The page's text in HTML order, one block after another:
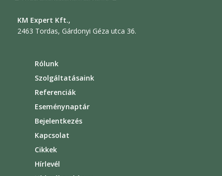
KM Expert Kft.,
2463 Tordas, Gárdonyi Géza utca 36.
Rólunk
Szolgáltatásaink
Referenciák
Eseménynaptár
Bejelentkezés
Kapcsolat
Cikkek
Hírlevél